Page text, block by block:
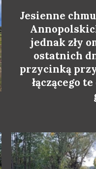
Jesienne
jednak zły
ostatnich
przycinką
łączącego